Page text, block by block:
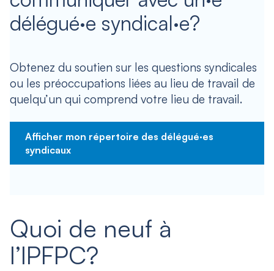
délégué·e syndical·e?
Obtenez du soutien sur les questions syndicales
ou les préoccupations liées au lieu de travail de
quelqu’un qui comprend votre lieu de travail.
Afficher mon répertoire des délégué·es
syndicaux
Quoi de neuf à
l’IPFPC?